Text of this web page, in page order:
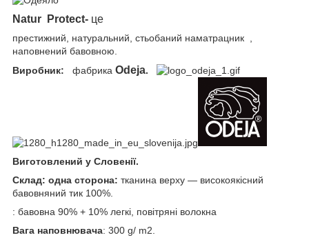
Natur Protect- це
престижний, натуральний, стьобаний наматрацник ,
наповнений бавовною.
Виробник:
фабрика Odeja.
Виготовлений у Словенії.
Склад: одна сторона: тканина верху — високоякісний
бавовняний тик 100%.
: бавовна 90% + 10% легкі, повітряні волокна
Вага наповнювача: 300 g/ m2.